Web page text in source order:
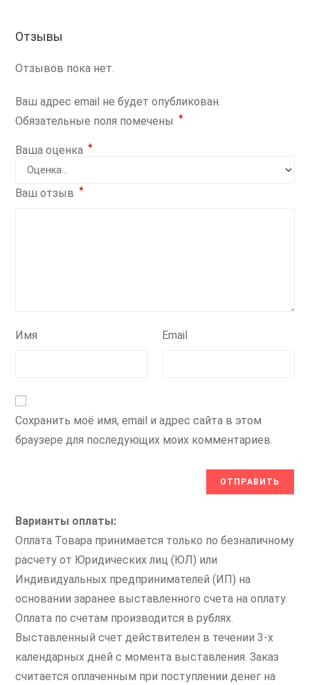
Отзывы
Отзывов пока нет.
Ваш адрес email не будет опубликован.
Обязательные поля помечены *
Ваша оценка *
Ваш отзыв *
Имя Email
Сохранить моё имя, email и адрес сайта в этом
браузере для последующих моих комментариев.
Варианты оплаты:
Оплата Товара принимается только по безналичному
расчету от Юридических лиц (ЮЛ) или
Индивидуальных предпринимателей (ИП) на
основании заранее выставленного счета на оплату.
Оплата по счетам производится в рублях.
Выставленный счет действителен в течении 3-х
календарных дней с момента выставления. Заказ
считается оплаченным при поступлении денег на